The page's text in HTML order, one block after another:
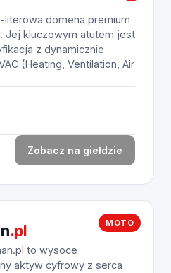
literowa domena premium
Jej kluczowym atutem jest
z dynamicznie
(Heating, Ventilation, Air
Zobacz na giełdzie
MOTO
.pl
to wysoce
aktyw cyfrowy z serca